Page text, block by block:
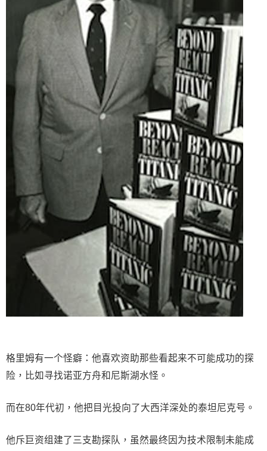
格里姆有一个怪癖：他喜欢资助那些看起来不可能成功的探
险，比如寻找诺亚方舟和尼斯湖水怪。
而在80年代初，他把目光投向了大西洋深处的泰坦尼克号。
他斥巨资组建了三支勘探队，虽然最终因为技术限制未能成